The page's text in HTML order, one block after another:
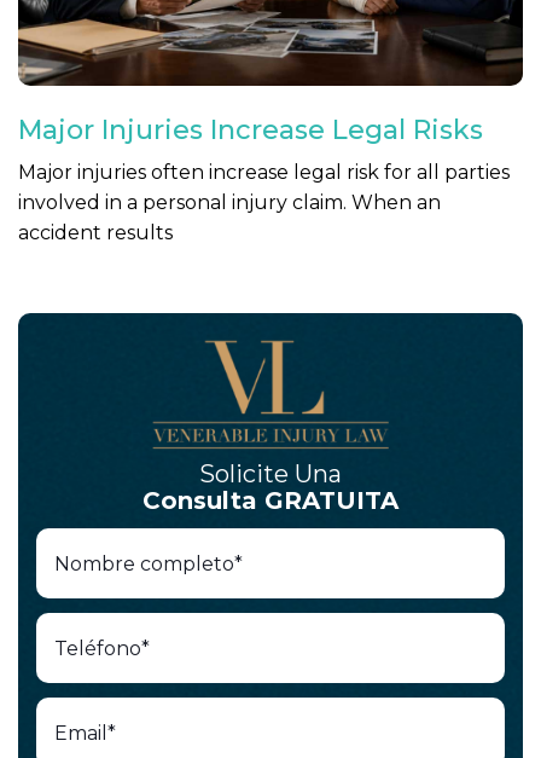
Major Injuries Increase Legal Risks
Major injuries often increase legal risk for all parties
involved in a personal injury claim. When an
accident results
Solicite Una
Consulta GRATUITA